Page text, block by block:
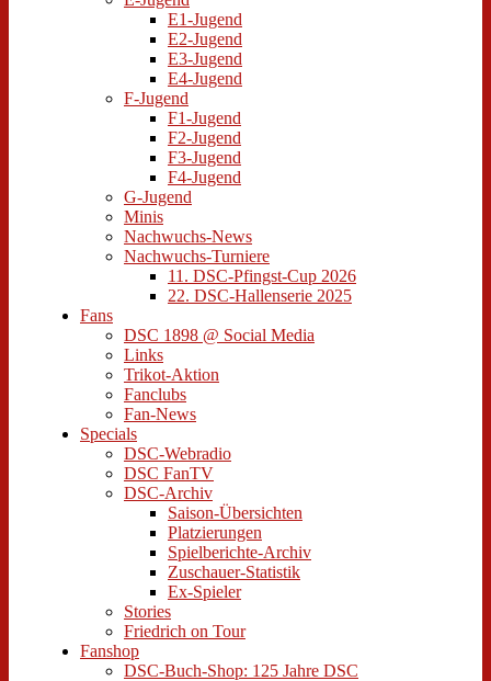
E1-Jugend
E2-Jugend
E3-Jugend
E4-Jugend
F-Jugend
F1-Jugend
F2-Jugend
F3-Jugend
F4-Jugend
G-Jugend
Minis
Nachwuchs-News
Nachwuchs-Turniere
11. DSC-Pfingst-Cup 2026
22. DSC-Hallenserie 2025
Fans
DSC 1898 @ Social Media
Links
Trikot-Aktion
Fanclubs
Fan-News
Specials
DSC-Webradio
DSC FanTV
DSC-Archiv
Saison-Übersichten
Platzierungen
Spielberichte-Archiv
Zuschauer-Statistik
Ex-Spieler
Stories
Friedrich on Tour
Fanshop
DSC-Buch-Shop: 125 Jahre DSC